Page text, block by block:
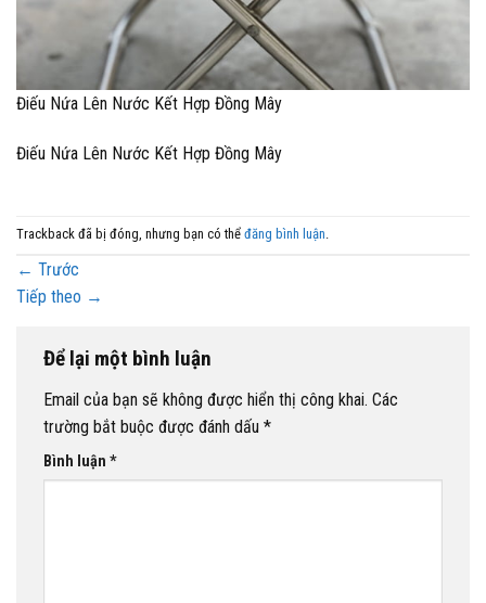
Điếu Nứa Lên Nước Kết Hợp Đồng Mây
Điếu Nứa Lên Nước Kết Hợp Đồng Mây
Trackback đã bị đóng, nhưng bạn có thể đăng bình luận.
← Trước
Tiếp theo →
Để lại một bình luận
Email của bạn sẽ không được hiển thị công khai. Các
trường bắt buộc được đánh dấu *
Bình luận *